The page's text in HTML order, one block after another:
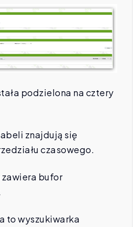
podzielona na cztery
znajdują się
czasowego.
bufor
to wyszukiwarka